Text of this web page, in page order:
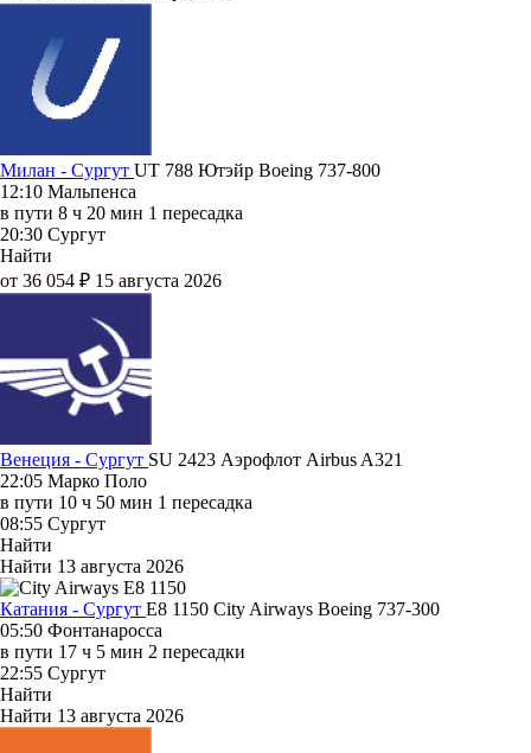
Милан - Сургут UT 788 Ютэйр Boeing 737-800
12:10 Мальпенса
в пути 8 ч 20 мин 1 пересадка
20:30 Сургут
Найти
от 36 054 ₽ 15 августа 2026
Венеция - Сургут SU 2423 Аэрофлот Airbus A321
22:05 Марко Поло
в пути 10 ч 50 мин 1 пересадка
08:55 Сургут
Найти
Найти 13 августа 2026
Катания - Сургут E8 1150 City Airways Boeing 737-300
05:50 Фонтанаросса
в пути 17 ч 5 мин 2 пересадки
22:55 Сургут
Найти
Найти 13 августа 2026